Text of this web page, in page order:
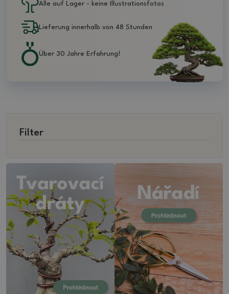
Filter
Alle auf Lager - keine Illustrationsfotos
Lieferung innerhalb von 48 Stunden
Über 30 Jahre Erfahrung!